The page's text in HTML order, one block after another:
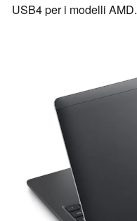
USB4 per i modelli AMD.